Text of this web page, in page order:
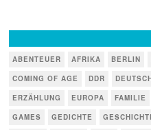
ABENTEUER AFRIKA BERLIN
COMING OF AGE
DDR
ERZÄHLUNG
EUROPA FAMILIE
GAMES
GEDICHTE